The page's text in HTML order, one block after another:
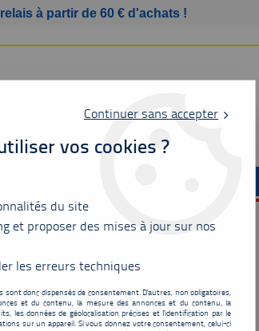
à partir de 60 € d'achats !
Continuer sans accepter
vos cookies ?
du site
et proposer des mises à jour sur nos
les erreurs techniques
donc dispensés de consentement. D'autres, non obligatoires,
et du contenu, la mesure des annonces et du contenu, la
les données de géolocalisation précises et l'identification par le
sur un appareil. Si vous donnez votre consentement, celui-ci